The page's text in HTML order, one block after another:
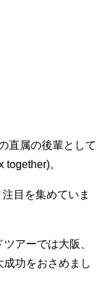
直属の後輩として
together)。
目を集めていま
アーでは大阪、
功をおさめまし